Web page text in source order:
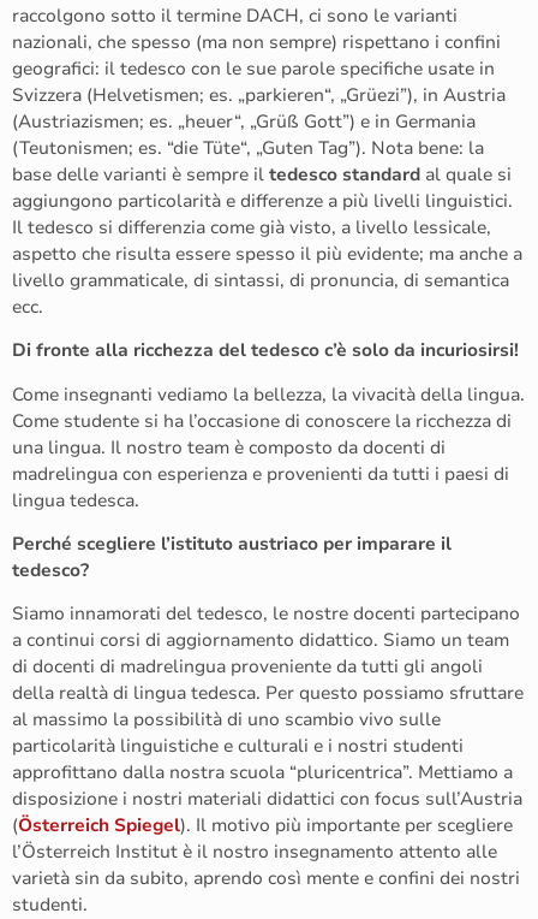
raccolgono sotto il termine DACH, ci sono le varianti
nazionali, che spesso (ma non sempre) rispettano i confini
geografici: il tedesco con le sue parole specifiche usate in
Svizzera (Helvetismen; es. „parkieren“, „Grüezi”), in Austria
(Austriazismen; es. „heuer“, „Grüß Gott”) e in Germania
(Teutonismen; es. “die Tüte“, „Guten Tag”). Nota bene: la
base delle varianti è sempre il tedesco standard al quale si
aggiungono particolarità e differenze a più livelli linguistici.
Il tedesco si differenzia come già visto, a livello lessicale,
aspetto che risulta essere spesso il più evidente; ma anche a
livello grammaticale, di sintassi, di pronuncia, di semantica
ecc.
Di fronte alla ricchezza del tedesco c’è solo da incuriosirsi!
Come insegnanti vediamo la bellezza, la vivacità della lingua.
Come studente si ha l’occasione di conoscere la ricchezza di
una lingua. Il nostro team è composto da docenti di
madrelingua con esperienza e provenienti da tutti i paesi di
lingua tedesca.
Perché scegliere l’istituto austriaco per imparare il
tedesco?
Siamo innamorati del tedesco, le nostre docenti partecipano
a continui corsi di aggiornamento didattico. Siamo un team
di docenti di madrelingua proveniente da tutti gli angoli
della realtà di lingua tedesca. Per questo possiamo sfruttare
al massimo la possibilità di uno scambio vivo sulle
particolarità linguistiche e culturali e i nostri studenti
approfittano dalla nostra scuola “pluricentrica”. Mettiamo a
disposizione i nostri materiali didattici con focus sull’Austria
(Österreich Spiegel). Il motivo più importante per scegliere
l’Österreich Institut è il nostro insegnamento attento alle
varietà sin da subito, aprendo così mente e confini dei nostri
studenti.